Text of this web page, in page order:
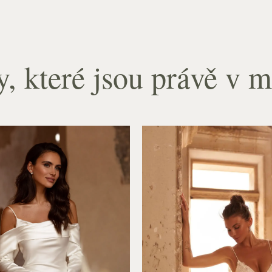
které jsou právě v